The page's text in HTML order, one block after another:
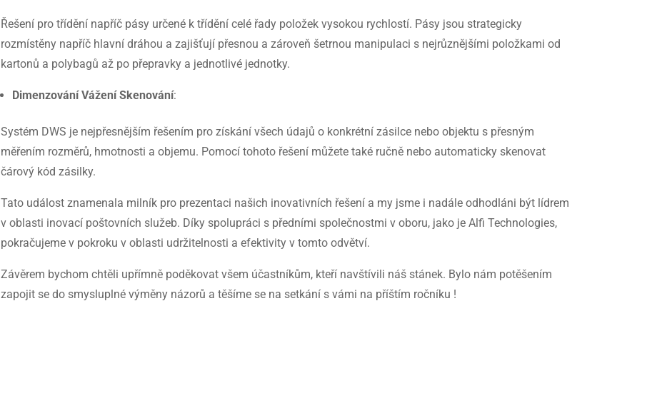
Řešení pro třídění napříč pásy určené k třídění celé řady položek vysokou rychlostí. Pásy jsou strategicky
rozmístěny napříč hlavní dráhou a zajišťují přesnou a zároveň šetrnou manipulaci s nejrůznějšími položkami od
kartonů a polybagů až po přepravky a jednotlivé jednotky.
Dimenzování Vážení Skenování:
Systém DWS je nejpřesnějším řešením pro získání všech údajů o konkrétní zásilce nebo objektu s přesným
měřením rozměrů, hmotnosti a objemu. Pomocí tohoto řešení můžete také ručně nebo automaticky skenovat
čárový kód zásilky.
Tato událost znamenala milník pro prezentaci našich inovativních řešení a my jsme i nadále odhodláni být lídrem
v oblasti inovací poštovních služeb. Díky spolupráci s předními společnostmi v oboru, jako je Alfi Technologies,
pokračujeme v pokroku v oblasti udržitelnosti a efektivity v tomto odvětví.
Závěrem bychom chtěli upřímně poděkovat všem účastníkům, kteří navštívili náš stánek. Bylo nám potěšením
zapojit se do smysluplné výměny názorů a těšíme se na setkání s vámi na příštím ročníku !